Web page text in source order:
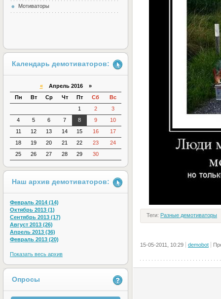
Теги: Разные демотиваторы
15-05-2011, 10:29 demobot
Мотиваторы
Календарь демотиваторов:
«Апрель 2016 »
Пн
Вт Ср Чт Пт Сб
Вс
1
2
3
4
5 6 7 8 9
10
11
12 13 14 15 16
17
18
19 20 21 22 23
24
25
26 27 28 29 30
Наш архив демотиваторов:
Февраль 2014 (14)
Октябрь 2013 (1)
Сентябрь 2013 (17)
Август 2013 (26)
Апрель 2013 (36)
Февраль 2013 (20)
Показать весь архив
Опросы